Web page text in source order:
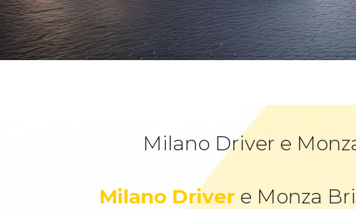
Milano Driver e
Milano Driver e Monza